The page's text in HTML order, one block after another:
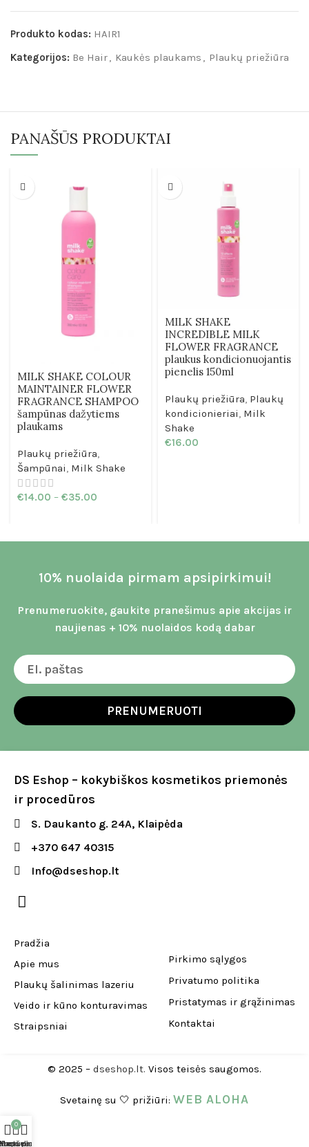
Produkto kodas: HAIR1
Kategorijos: Be Hair, Kaukės plaukams , Plaukų priežiūra
PANAŠŪS PRODUKTAI
MILK SHAKE COLOUR
MAINTAINER FLOWER
FRAGRANCE SHAMPOO
šampūnas dažytiems
plaukams
Plaukų priežiūra,
Šampūnai, Milk Shake
€14.00 – €35.00
MILK SHAKE
INCREDIBLE MILK
FLOWER FRAGRANCE
plaukus kondicionuojantis
pienelis 150ml
Plaukų priežiūra, Plaukų
kondicionieriai, Milk
Shake
€16.00
10% nuolaida pirmam apsipirkimui!
Prenumeruokite, gaukite pranešimus apie akcijas ir
naujienas + 10% nuolaidos kodą dabar
PRENUMERUOTI
DS Eshop – kokybiškos kosmetikos priemonės
ir procedūros
S. Daukanto g. 24A, Klaipėda
+370 647 40315
Info@dseshop.lt
Pradžia
Apie mus
Plaukų šalinimas lazeriu
Veido ir kūno konturavimas
Straipsniai
Pirkimo sąlygos
Privatumo politika
Pristatymas ir grąžinimas
Kontaktai
© 2025 – dseshop.lt. Visos teisės saugomos.
Svetainę su 🤍 prižiūri:WEB ALOHA
0
Krepšelis
Mano paskyra